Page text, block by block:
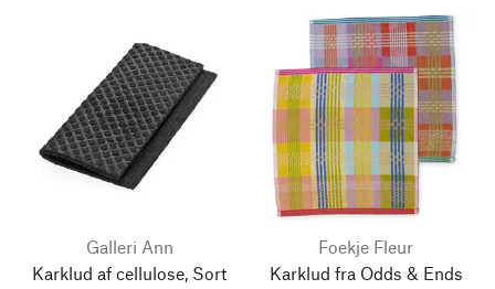
Galleri Ann
Karklud af cellulose, Sort
Foekje Fleur
Karklud fra Odds & Ends